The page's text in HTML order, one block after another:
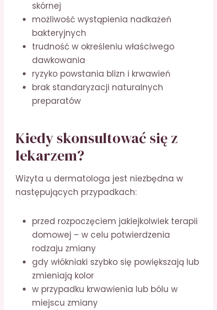
skórnej
możliwość wystąpienia nadkażeń
bakteryjnych
trudność w określeniu właściwego
dawkowania
ryzyko powstania blizn i krwawień
brak standaryzacji naturalnych
preparatów
Kiedy skonsultować się z
lekarzem?
Wizyta u dermatologa jest niezbędna w
następujących przypadkach:
przed rozpoczęciem jakiejkolwiek terapii
domowej – w celu potwierdzenia
rodzaju zmiany
gdy włókniaki szybko się powiększają lub
zmieniają kolor
w przypadku krwawienia lub bólu w
miejscu zmiany